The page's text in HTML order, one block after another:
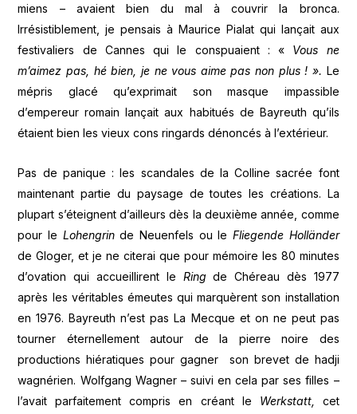
miens – avaient bien du mal à couvrir la bronca.
Irrésistiblement, je pensais à Maurice Pialat qui lançait aux
festivaliers de Cannes qui le conspuaient : « Vous ne
m’aimez pas, hé bien, je ne vous aime pas non plus ! ». Le
mépris glacé qu’exprimait son masque impassible
d’empereur romain lançait aux habitués de Bayreuth qu’ils
étaient bien les vieux cons ringards dénoncés à l’extérieur.
Pas de panique : les scandales de la Colline sacrée font
maintenant partie du paysage de toutes les créations. La
plupart s’éteignent d’ailleurs dès la deuxième année, comme
pour le Lohengrinde Neuenfels ou le Fliegende Holländer
de Gloger, et je ne citerai que pour mémoire les 80 minutes
d’ovation qui accueillirent le Ring de Chéreau dès 1977
après les véritables émeutes qui marquèrent son installation
en 1976. Bayreuth n’est pas La Mecque et on ne peut pas
tourner éternellement autour de la pierre noire des
productions hiératiques pour gagner son brevet de hadji
wagnérien. Wolfgang Wagner – suivi en cela par ses filles –
l’avait parfaitement compris en créant le Werkstatt, cet